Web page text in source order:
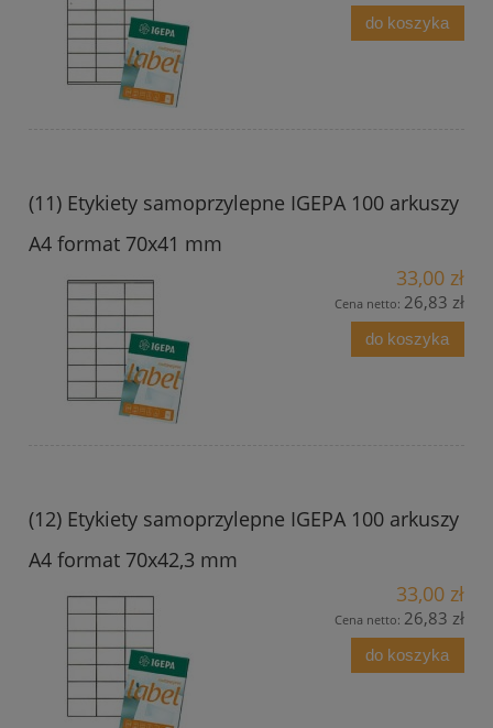
do koszyka
(11) Etykiety samoprzylepne IGEPA 100 arkuszy
A4 format 70x41 mm
33,00 zł
Cena netto: 26,83 zł
do koszyka
(12) Etykiety samoprzylepne IGEPA 100 arkuszy
A4 format 70x42,3 mm
33,00 zł
Cena netto: 26,83 zł
do koszyka